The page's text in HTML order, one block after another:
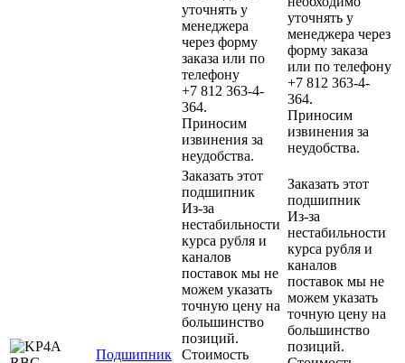
уточнять у
менеджера
через форму
заказа или по
телефону
+7 812 363-4-
364.
Приносим
извинения за
неудобства.
уточнять у
менеджера через
форму заказа
или по телефону
+7 812 363-4-
364.
Приносим
извинения за
неудобства.
Подшипник
Заказать этот
подшипник
Из-за
нестабильности
курса рубля и
каналов
поставок мы не
можем указать
точную цену на
большинство
позиций.
Стоимость
Заказать этот
подшипник
Из-за
нестабильности
курса рубля и
каналов
поставок мы не
можем указать
точную цену на
большинство
позиций.